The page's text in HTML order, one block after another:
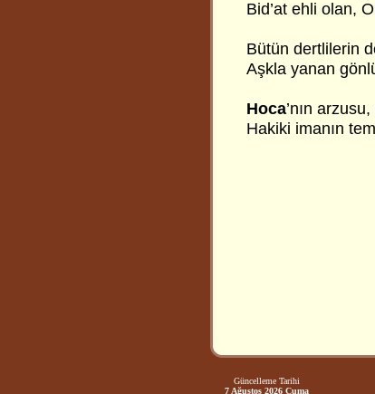
Bid’at ehli olan,
Bütün dertlilerin
Aşkla yanan
Hoca’nın
Hakiki imanın
Güncelleme Tarihi
7 Ağustos 2026 Cuma